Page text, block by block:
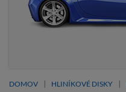
DOMOV HLINÍKOVÉ DISKY